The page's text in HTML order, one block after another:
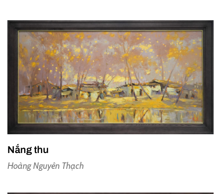
Nắng thu
Hoàng Nguyên Thạch